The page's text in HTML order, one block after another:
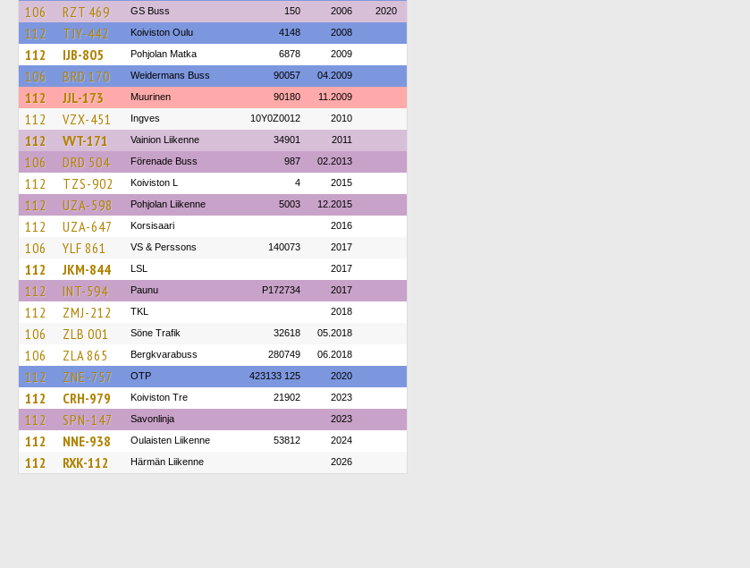
106 RZT 469 GS Buss 150 2006 2020
112 TJY-442 Koiviston Oulu 4148 2008
112 IJB-805 Pohjolan Matka 6878 2009
106 BRD 170 Weidermans Buss 90057 04.2009
112 JJL-173 Muurinen 90180 11.2009
112 VZX-451 Ingves 10Y0Z0012 2010
112 VVT-171 Vainion Liikenne 34901 2011
106 DRD 504 Förenade Buss 987 02.2013
112 TZS-902 Koiviston L 4 2015
112 UZA-598 Pohjolan Liikenne 5003 12.2015
112 UZA-647 Korsisaari 2016
106 YLF 861 VS & Perssons 140073 2017
112 JKM-844 LSL 2017
112 INT-594 Paunu P172734 2017
112 ZMJ-212 TKL 2018
106 ZLB 001 Söne Trafik 32618 05.2018
106 ZLA 865 Bergkvarabuss 280749 06.2018
112 ZNE-757 OTP 423133 125 2020
112 CRH-979 Koiviston Tre 21902 2023
112 SPN-147 Savonlinja 2023
112 NNE-938 Oulaisten Liikenne 53812 2024
112 RXK-112 Härmän Liikenne 2026